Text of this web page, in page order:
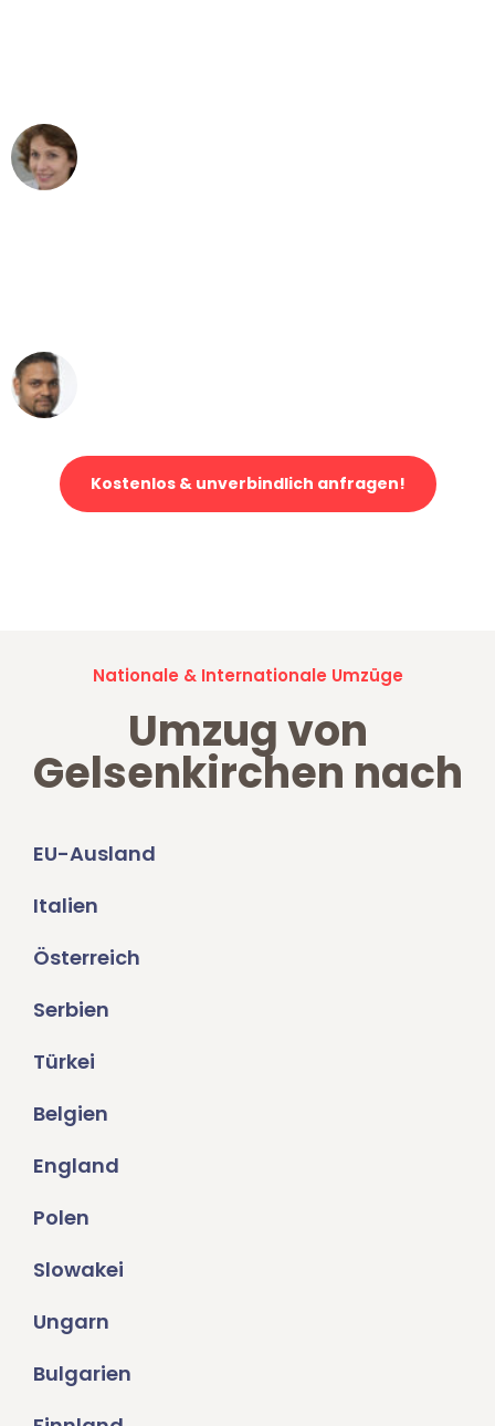
Kostenlos & unverbindlich anfragen!
Nationale & Internationale Umzüge
Umzug von
Gelsenkirchen nach
EU-Ausland
Italien
Österreich
Serbien
Türkei
Belgien
England
Polen
Slowakei
Ungarn
Bulgarien